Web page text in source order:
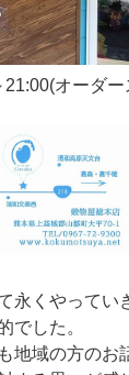
オーダ
永くやってい
でした。
地域の方のお